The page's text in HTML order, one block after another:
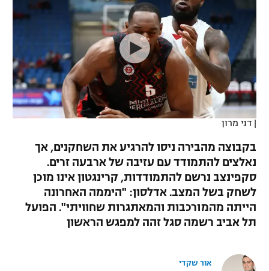
VOD
רץ ברשת
תוצאות
לוח שידורים
ברחבה
נבחרת ישראל
מכבי חיפה
בית"ר ירושלים
מכבי תל אביב
הפועל תל אביב
הפועל חיפה
הפועל באר שבע
מכבי נתניה
ליגה ספרדית
ליגה איטלקית
ליגה צרפתית
ליגה הולנדית
ליגה טורקית
ליגה ברזילאית
ליגות נוספות
מכבי תל אביב
הפועל חולון
הפועל ירושלים
דני אבדיה
יורוליג
יורוקאפ
טניס
כדוריד
כדורעף
שחייה
ג'ודו
אגרוף
ספורט אולימפי
היאבקות WWE
| דני מרון
בקבוצה מהבירה ניסו להרגיע את השחקנים, אך
נאלצים להתמודד עם עזיבה של ארבעה זרים.
סקפינצב נרשם להתמודדות, קרינגטון אינו מוכן
לשחק בשל המצב. אדלסון: "היממה האחרונה
הייתה מהמורכבות והמאתגרות שחוויתי". הפועל
תל אביב רשמה סגל זהה למפגש הראשון
אור שקדי